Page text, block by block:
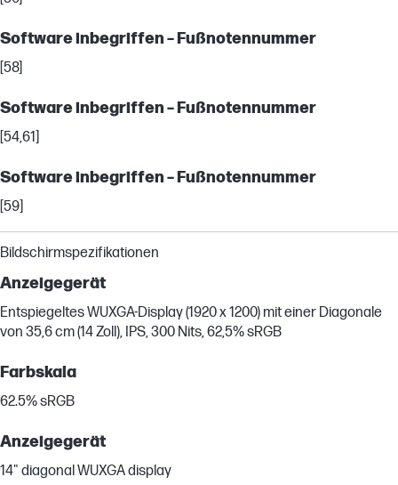
Software inbegriffen – Fußnotennummer
[58]
Software inbegriffen – Fußnotennummer
[54,61]
Software inbegriffen – Fußnotennummer
[59]
Bildschirmspezifikationen
Anzeigegerät
Entspiegeltes WUXGA-Display (1920 x 1200) mit einer Diagonale
von 35,6 cm (14 Zoll), IPS, 300 Nits, 62,5% sRGB
Farbskala
62.5% sRGB
Anzeigegerät
14" diagonal WUXGA display